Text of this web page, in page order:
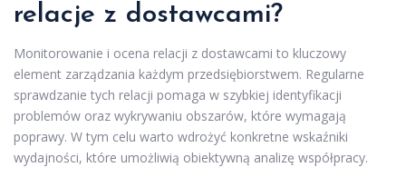
relacje z dostawcami?
Monitorowanie i ocena relacji z dostawcami to kluczowy
element zarządzania każdym przedsiębiorstwem. Regularne
sprawdzanie tych relacji pomaga w szybkiej identyfikacji
problemów oraz wykrywaniu obszarów, które wymagają
poprawy. W tym celu warto wdrożyć konkretne wskaźniki
wydajności, które umożliwią obiektywną analizę współpracy.